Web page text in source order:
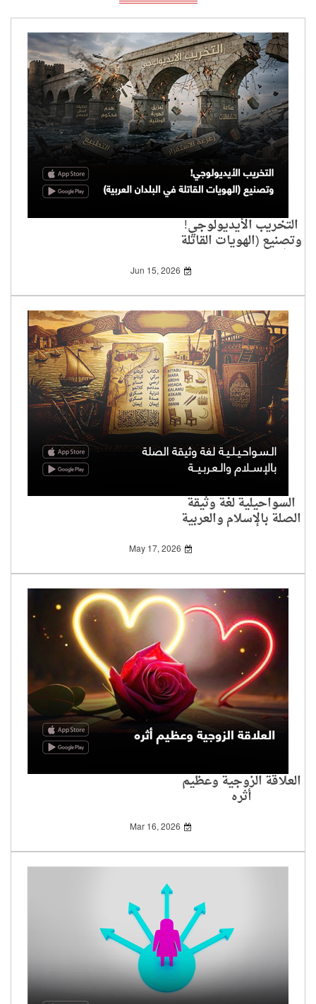
التخريب الأيديولوجي!
وتصنيع (الهويات القاتلة
في البلدان العربية)
Jun 15, 2026
السواحيلية لغة وثيقة
الصلة بالإسلام والعربية
May 17, 2026
العلاقة الزوجية وعظيم
أثره
Mar 16, 2026